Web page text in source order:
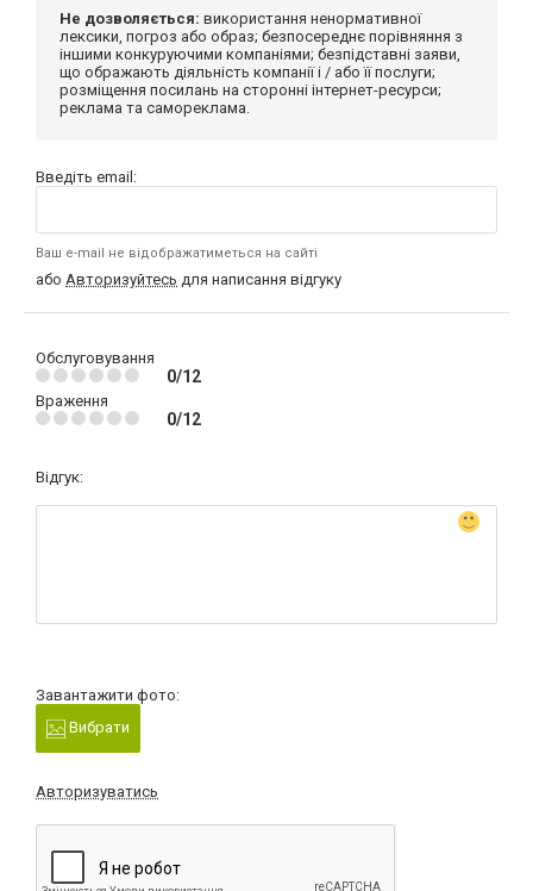
Не дозволяється: використання ненормативної
лексики, погроз або образ; безпосереднє порівняння з
іншими конкуруючими компаніями; безпідставні заяви,
що ображають діяльність компанії і / або її послуги;
розміщення посилань на сторонні інтернет-ресурси;
реклама та самореклама.
Введіть email:
Ваш e-mail не відображатиметься на сайті
або Авторизуйтесь для написання відгуку
Обслуговування
0/12
Враження
0/12
Відгук:
Завантажити фото:
Вибрати
Авторизуватись